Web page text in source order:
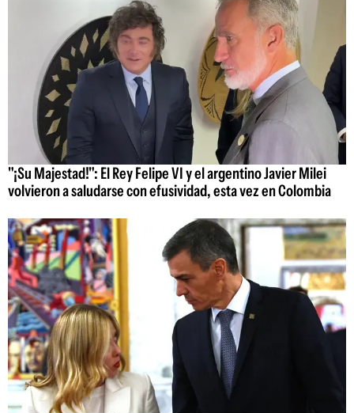
"¡Su Majestad!": El Rey Felipe VI y el argentino Javier Milei
volvieron a saludarse con efusividad, esta vez en Colombia